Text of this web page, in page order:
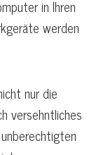
in Ihren
werden
nur die
versehntliches